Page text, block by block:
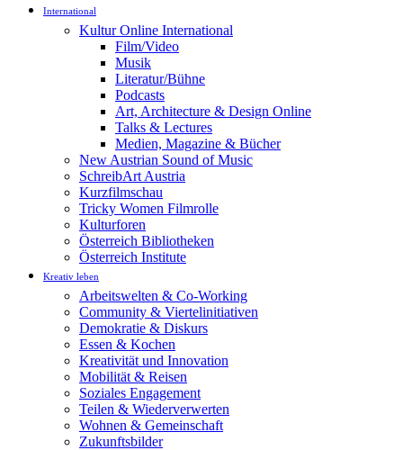
International
Kultur Online International
Film/Video
Musik
Literatur/Bühne
Podcasts
Art, Architecture & Design Online
Talks & Lectures
Medien, Magazine & Bücher
New Austrian Sound of Music
SchreibArt Austria
Kurzfilmschau
Tricky Women Filmrolle
Kulturforen
Österreich Bibliotheken
Österreich Institute
Kreativ leben
Arbeitswelten & Co-Working
Community & Viertelinitiativen
Demokratie & Diskurs
Essen & Kochen
Kreativität und Innovation
Mobilität & Reisen
Soziales Engagement
Teilen & Wiederverwerten
Wohnen & Gemeinschaft
Zukunftsbilder